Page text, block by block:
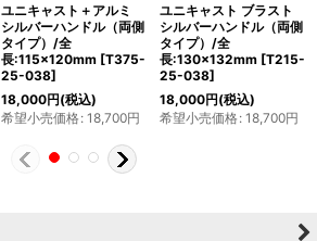
ユニキャスト＋アルミ
シルバーハンドル（両側
タイプ）/全
長:115×120mm [T375-
25-038]
18,000円(税込)
希望小売価格: 18,700円
ユニキャスト ブラスト
シルバーハンドル（両側
タイプ）/全
長:130×132mm [T215-
25-038]
18,000円(税込)
希望小売価格: 18,700円